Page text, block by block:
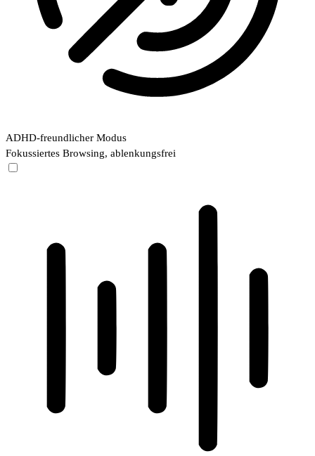
ADHD-freundlicher Modus
Fokussiertes Browsing, ablenkungsfrei